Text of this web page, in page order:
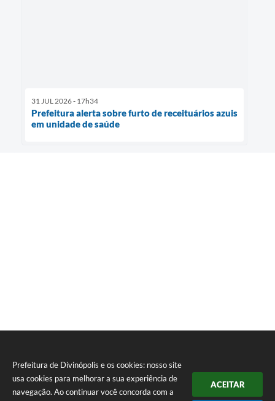
Prefeitura de Divinópolis e os cookies: nosso site
usa cookies para melhorar a sua experiência de
navegação. Ao continuar você concorda com a
ACEITAR
31 JUL 2026 - 17h34
Prefeitura alerta sobre furto de receituários azuis
em unidade de saúde